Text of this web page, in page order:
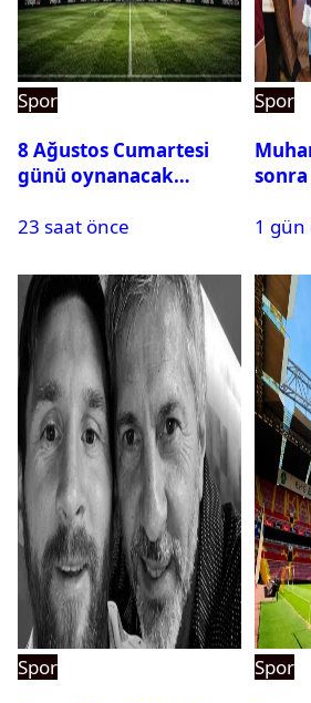
Spor
8 Ağustos Cumartesi
günü oynanacak
23 saat önce
Spor
sonra
1 gün
Spor
Spor